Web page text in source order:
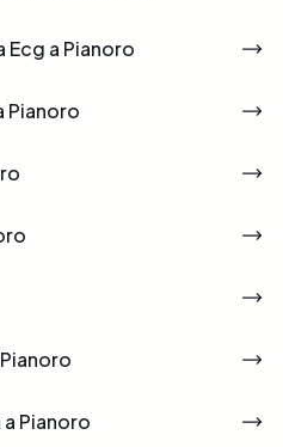
a Pianoro
Pianoro
Pianoro